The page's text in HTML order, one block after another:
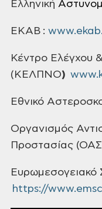
Ελληνική
ΕΚΑΒ :
Κέντρο Ελέγχου
(ΚΕΛΠΝΟ)
Εθνικό
Οργανισμός
Προστασίας
Ευρωμεσογειακό
https://